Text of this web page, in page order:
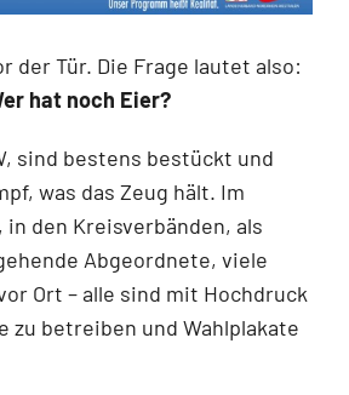
der Tür. Die Frage lautet also:
hat noch Eier?
sind bestens bestückt und
was das Zeug hält. Im
den Kreisverbänden, als
Abgeordnete, viele
Ort – alle sind mit Hochdruck
zu betreiben und Wahlplakate